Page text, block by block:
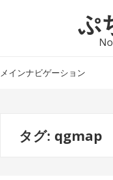
シ
ツ
ぷ
メインナビゲーション
タグ: qgmap